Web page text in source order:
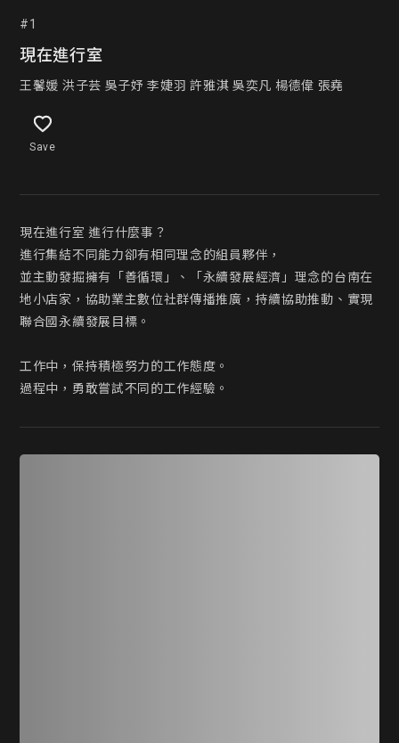
#1
現在進行室
王馨媛 洪子芸 吳子妤 李婕羽 許雅淇 吳奕凡 楊德偉 張堯
Save
現在進行室 進行什麼事？
進行集結不同能力卻有相同理念的組員夥伴，
並主動發掘擁有「善循環」、「永續發展經濟」理念的台南在
地小店家，協助業主數位社群傳播推廣，持續協助推動、實現
聯合國永續發展目標。
工作中，保持積極努力的工作態度。
過程中，勇敢嘗試不同的工作經驗。